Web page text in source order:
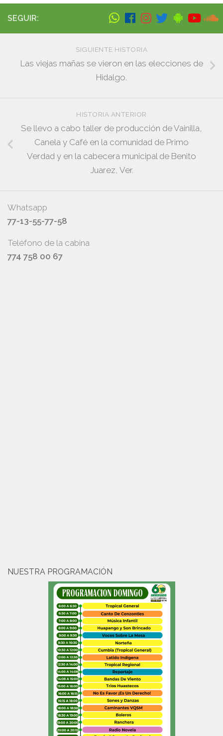
SEGUIR:
SIGUIENTE HISTORIA
Las viejas mañas se vieron en las elecciones de
Hidalgo.
HISTORIA ANTERIOR
Se llevo a cabo taller de producción de Vainilla,
Canela y Café en la comunidad de Primo
Verdad y en la cabecera municipal de Benito
Juarez, Ver.
Whatsapp
77-13-55-77-58
Teléfono de la cabina
774 758 00 67
NUESTRA PROGRAMACIÓN